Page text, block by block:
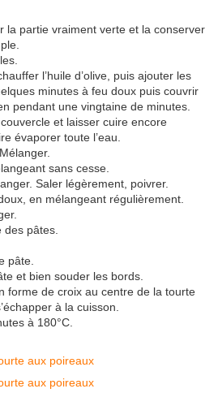
la partie vraiment verte et la conserver
l’huile d’olive, puis ajouter les
minutes à feu doux puis couvrir
pendant une vingtaine de minutes.
et laisser cuire encore
évaporer toute l’eau.
sans cesse.
Saler légèrement, poivrer.
en mélangeant régulièrement.
pâtes.
pâte.
et bien souder les bords.
forme de croix au centre de la tourte
à la cuisson.
à 180°C.